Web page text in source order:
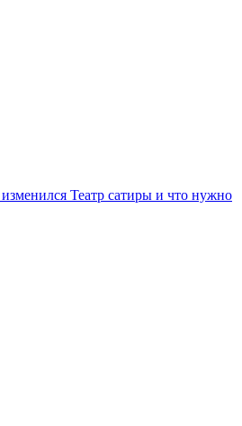
Театр сатиры и что нужно